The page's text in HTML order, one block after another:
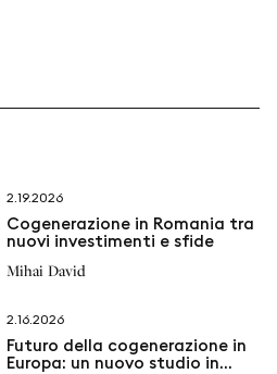
2.19.2026
Cogenerazione in Romania tra
nuovi investimenti e sfide
Mihai David
2.16.2026
Futuro della cogenerazione in
Europa: un nuovo studio in